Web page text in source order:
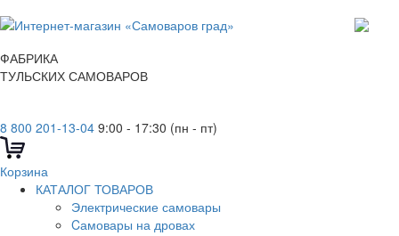
ФАБРИКА
ТУЛЬСКИХ САМОВАРОВ
8 800 201-13-04 9:00 - 17:30 (пн - пт)
Корзина
КАТАЛОГ ТОВАРОВ
Электрические самовары
Cамовары на дровах